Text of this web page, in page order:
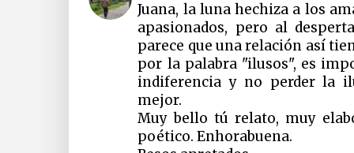
Juana, la luna hechiza a los
apasionados, pero al
parece que una relación así
por la palabra "ilusos", es
indiferencia y no perder la
mejor.
Muy bello tú relato, muy
poético. Enhorabuena.